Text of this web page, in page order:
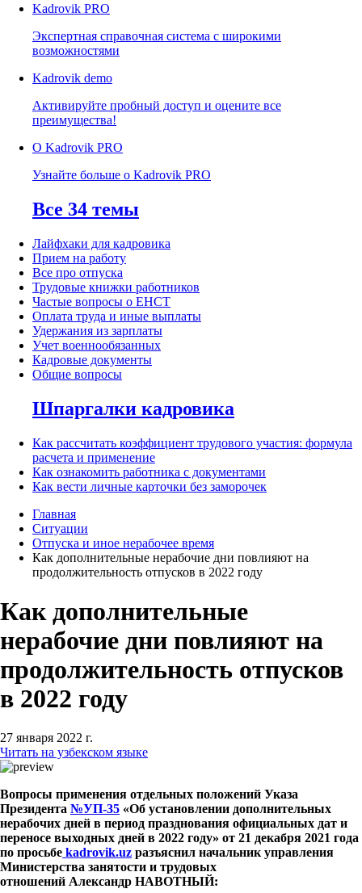
Kadrovik PRO
Экспертная справочная система с широкими
возможностями
Kadrovik demo
Активируйте пробный доступ и оцените все
преимущества!
О Kadrovik PRO
Узнайте больше о Kadrovik PRO
Все 34 темы
Лайфхаки для кадровика
Прием на работу
Все про отпуска
Трудовые книжки работников
Частые вопросы о ЕНСТ
Оплата труда и иные выплаты
Удержания из зарплаты
Учет военнообязанных
Кадровые документы
Общие вопросы
Шпаргалки кадровика
Как рассчитать коэффициент трудового участия: формула
расчета и применение
Как ознакомить работника с документами
Как вести личные карточки без заморочек
Главная
Ситуации
Отпуска и иное нерабочее время
Как дополнительные нерабочие дни повлияют на
продолжительность отпусков в 2022 году
Как дополнительные
нерабочие дни повлияют на
продолжительность отпусков
в 2022 году
27 января 2022 г.
Читать на узбекском языке
Вопросы применения отдельных положений Указа
Президента №УП-35 «Об установлении дополнительных
нерабочих дней в период празднования официальных дат и
переносе выходных дней в 2022 году» от 21 декабря 2021 года
по просьбе kadrovik.uz разъяснил начальник управления
Министерства занятости и трудовых
отношений Александр НАВОТНЫЙ: